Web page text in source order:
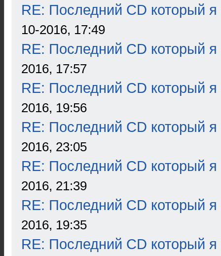
RE: Последний CD который я
10-2016, 17:49
RE: Последний CD который я
2016, 17:57
RE: Последний CD который я
2016, 19:56
RE: Последний CD который я
2016, 23:05
RE: Последний CD который я
2016, 21:39
RE: Последний CD который я
2016, 19:35
RE: Последний CD который я